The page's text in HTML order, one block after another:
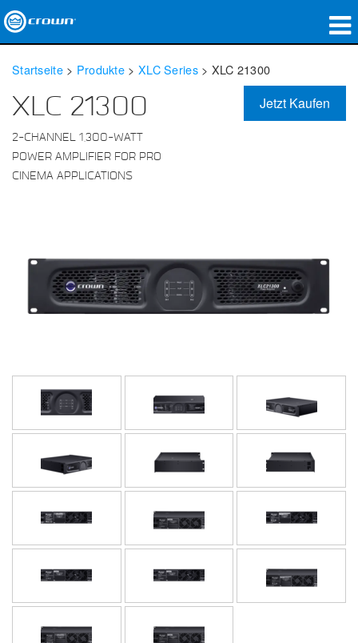
Anwendungen
Netzwerk-Audio
Schulungen
Support
Startseite> Produkte > XLC Series> XLC 21300
XLC 21300
2-CHANNEL 1,300-WATT
POWER AMPLIFIER FOR PRO
CINEMA APPLICATIONS
Jetzt Kaufen